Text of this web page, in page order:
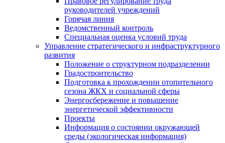
руководителей учреждений
Горячая линия
Ведомственный контроль
Специальная оценка условий труда
Управление стратегического и инфраструктурного
развития
Положение о структурном подразделении
Градостроительство
Подготовка к прохождении отопительного
сезона ЖКХ и социальной сферы
Энергосбережение и повышение
энергетической эффективности
Проекты
Информация о состоянии окружающей
среды (экологическая информация)